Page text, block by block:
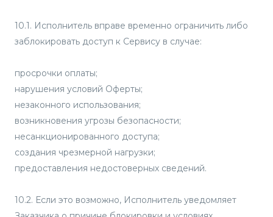
10.1. Исполнитель вправе временно ограничить либо
заблокировать доступ к Сервису в случае:
просрочки оплаты;
нарушения условий Оферты;
незаконного использования;
возникновения угрозы безопасности;
несанкционированного доступа;
создания чрезмерной нагрузки;
предоставления недостоверных сведений.
10.2. Если это возможно, Исполнитель уведомляет